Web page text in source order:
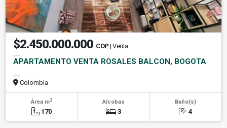
$2.450.000.000 COP | Venta
APARTAMENTO VENTA ROSALES BALCON, BOGOTA
Colombia
Área m2
170
Alcobas
3
Baño(s)
4